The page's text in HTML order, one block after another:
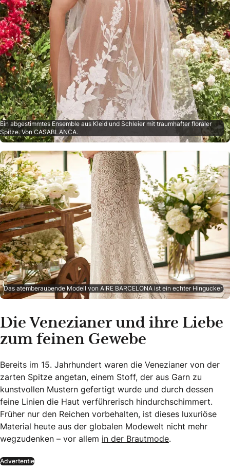
Ein abgestimmtes Ensemble aus Kleid und Schleier mit traumhafter floraler
Spitze. Von CASABLANCA.
Das atemberaubende Modell von AIRE BARCELONA ist ein echter Hingucker!
Die Venezianer und ihre Liebe
zum feinen Gewebe
Bereits im 15. Jahrhundert waren die Venezianer von der
zarten Spitze angetan, einem Stoff, der aus Garn zu
kunstvollen Mustern gefertigt wurde und durch dessen
feine Linien die Haut verführerisch hindurchschimmert.
Früher nur den Reichen vorbehalten, ist dieses luxuriöse
Material heute aus der globalen Modewelt nicht mehr
wegzudenken – vor allem in der Brautmode.
Advertentie